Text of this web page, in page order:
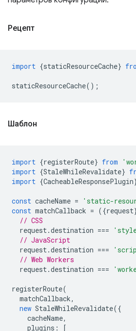
Рецепт
import {staticResourceCache}
staticResourceCache();
Шаблон
import {registerRoute} from
import {StaleWhileRevalidate}
import {CacheableResponsePlugin
const cacheName = 'static-
const matchCallback = ({request
// CSS
request.destination ===
// JavaScript
request.destination ===
// Web Workers
request.destination ===
registerRoute(
matchCallback,
new StaleWhileRevalidate({
cacheName,
plugins : [